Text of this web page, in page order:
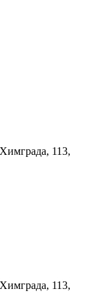
113,
113,